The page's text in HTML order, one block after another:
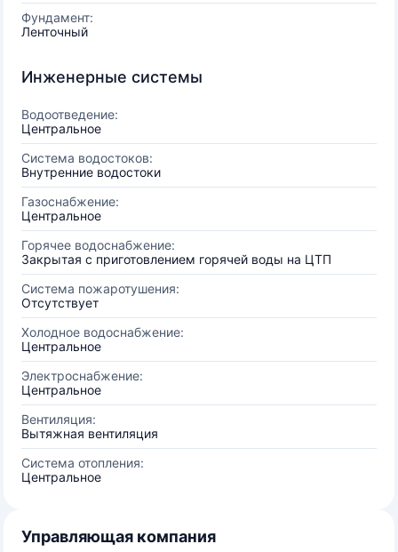
Фундамент:
Ленточный
Инженерные системы
Водоотведение:
Центральное
Система водостоков:
Внутренние водостоки
Газоснабжение:
Центральное
Горячее водоснабжение:
Закрытая с приготовлением горячей воды на ЦТП
Система пожаротушения:
Отсутствует
Холодное водоснабжение:
Центральное
Электроснабжение:
Центральное
Вентиляция:
Вытяжная вентиляция
Система отопления:
Центральное
Управляющая компания